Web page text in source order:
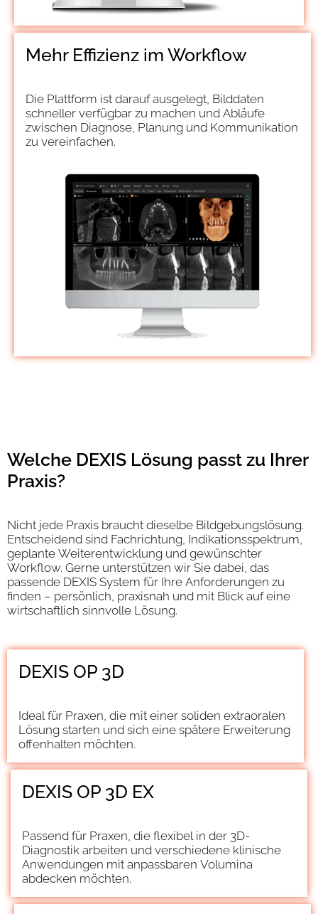
Mehr Effizienz im Workflow
Die Plattform ist darauf ausgelegt, Bilddaten
schneller verfügbar zu machen und Abläufe
zwischen Diagnose, Planung und Kommunikation
zu vereinfachen.
Welche DEXIS Lösung passt zu Ihrer
Praxis?
Nicht jede Praxis braucht dieselbe Bildgebungslösung.
Entscheidend sind Fachrichtung, Indikationsspektrum,
geplante Weiterentwicklung und gewünschter
Workflow. Gerne unterstützen wir Sie dabei, das
passende DEXIS System für Ihre Anforderungen zu
finden – persönlich, praxisnah und mit Blick auf eine
wirtschaftlich sinnvolle Lösung.
DEXIS OP 3D
Ideal für Praxen, die mit einer soliden extraoralen
Lösung starten und sich eine spätere Erweiterung
offenhalten möchten.
DEXIS OP 3D EX
Passend für Praxen, die flexibel in der 3D-
Diagnostik arbeiten und verschiedene klinische
Anwendungen mit anpassbaren Volumina
abdecken möchten.